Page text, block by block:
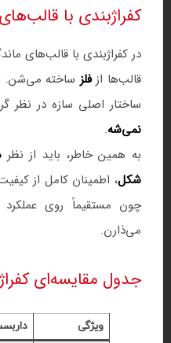
کفراژبندی با
در کفراژبندی با قالب‌های
قالب‌ها ازفلز ساخته می‌شن.
ساختار اصلی سازه در نظر
نمی‌شه.
به همین خاطر، باید از نظر
شکل، اطمینان کامل از
چون مستقیماً روی عملکرد
می‌ذارن.
جدول مقایسه‌ای
ویژگی